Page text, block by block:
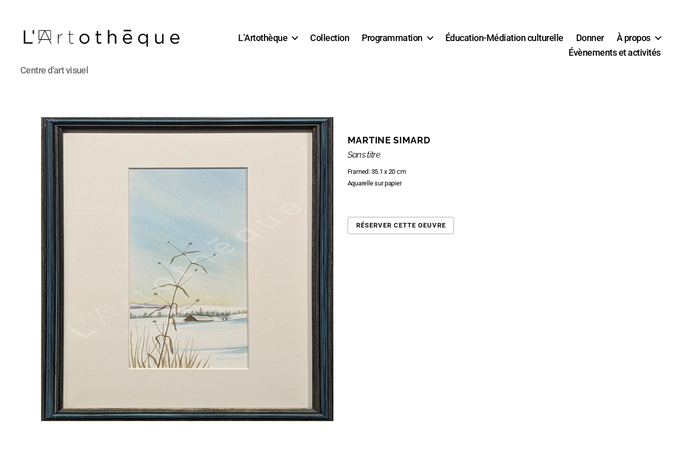
L'Artothèque
Centre d'art visuel
L’Artothèque Collection Programmation Éducation-Médiation culturelle Donner
À propos
Évènements et activités
MARTINE SIMARD
Sans titre
Framed: 35.1 x 20 cm
Aquarelle sur papier
RÉSERVER CETTE OEUVRE